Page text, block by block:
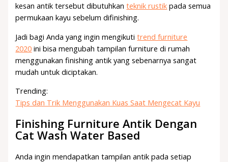
kesan antik tersebut dibutuhkanteknik rustik pada semua
permukaan kayu sebelum difinishing.
Jadi bagi Anda yang ingin mengikutitrend furniture
2020 ini bisa mengubah tampilan furniture di rumah
menggunakan finishing antik yang sebenarnya sangat
mudah untuk diciptakan.
Trending:
Tips dan Trik Menggunakan Kuas Saat Mengecat Kayu
Finishing Furniture Antik Dengan
Cat Wash Water Based
Anda ingin mendapatkan tampilan antik pada setiap